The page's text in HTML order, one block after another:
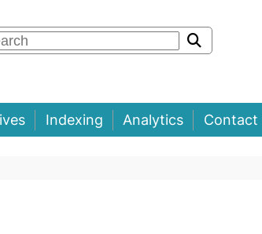
Indexing Analytics Contact